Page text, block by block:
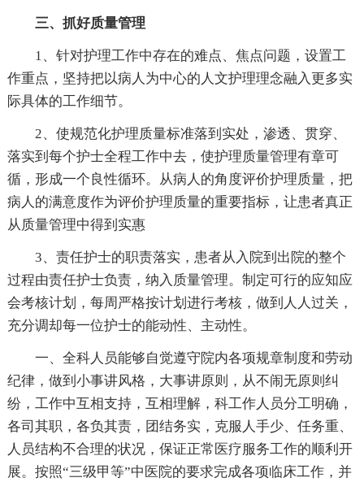
三、抓好质量管理
1、针对护理工作中存在的难点、焦点问题，设置工
作重点，坚持把以病人为中心的人文护理理念融入更多实
际具体的工作细节。
2、使规范化护理质量标准落到实处，渗透、贯穿、
落实到每个护士全程工作中去，使护理质量管理有章可
循，形成一个良性循环。从病人的角度评价护理质量，把
病人的满意度作为评价护理质量的重要指标，让患者真正
从质量管理中得到实惠
3、责任护士的职责落实，患者从入院到出院的整个
过程由责任护士负责，纳入质量管理。制定可行的应知应
会考核计划，每周严格按计划进行考核，做到人人过关，
充分调却每一位护士的能动性、主动性。
一、全科人员能够自觉遵守院内各项规章制度和劳动
纪律，做到小事讲风格，大事讲原则，从不闹无原则纠
纷，工作中互相支持，互相理解，科工作人员分工明确，
各司其职，各负其责，团结务实，克服人手少、任务重、
人员结构不合理的状况，保证正常医疗服务工作的顺利开
展。按照“三级甲等”中医院的要求完成各项临床工作，并